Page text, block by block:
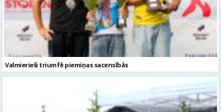
Valmierieši triumfē piemiņas sacensībās